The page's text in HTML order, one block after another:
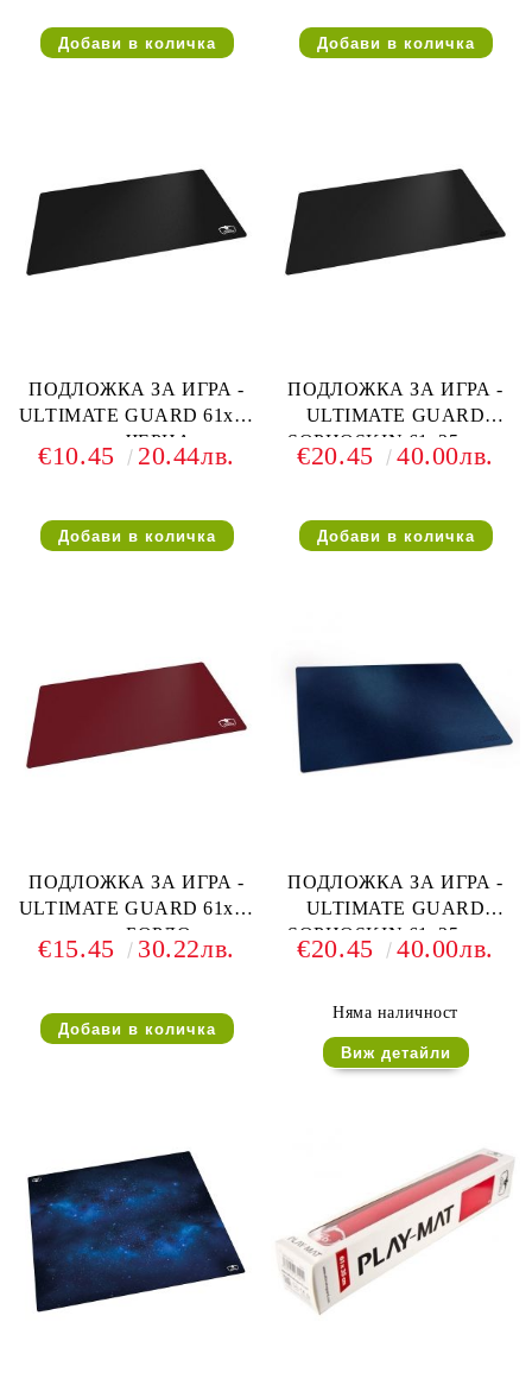
ПОДЛОЖКА ЗА ИГРА -
ULTIMATE GUARD 61x35
см. - ЧЕРНА
€10.45 20.44лв.
ПОДЛОЖКА ЗА ИГРА -
ULTIMATE GUARD
SOPHOSKIN 61x35 см. -
ЧЕРНА
€20.45 40.00лв.
ПОДЛОЖКА ЗА ИГРА -
ULTIMATE GUARD 61x35
см. - БОРДО
€15.45 30.22лв.
ПОДЛОЖКА ЗА ИГРА -
ULTIMATE GUARD
SOPHOSKIN 61x35 см. -
ТЪМНОСИНЯ
€20.45 40.00лв.
Няма наличност
Виж детайли